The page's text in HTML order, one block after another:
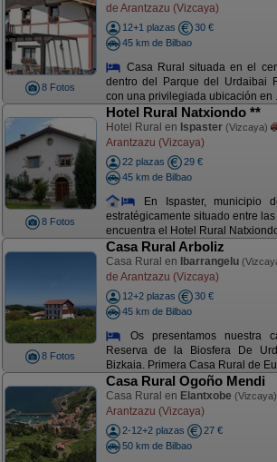
8 Fotos
de Arantzazu (Vizcaya)
12+1 plazas
30 €
45 km de Bilbao
Casa Rural situada en el
dentro del Parque del Urdaibai
con una privilegiada ubicación en
8 Fotos
Hotel Rural Natxiondo **
Hotel Rural en Ispaster (Vizcaya)
Arantzazu (Vizcaya)
22 plazas
29 €
45 km de Bilbao
En Ispaster, municipio
estratégicamente situado entre
encuentra el Hotel Rural
8 Fotos
Casa Rural Arboliz
Casa Rural en Ibarrangelu
de Arantzazu (Vizcaya)
12+2 plazas
30 €
45 km de Bilbao
Os presentamos nuestra
Reserva de la Biosfera De
Bizkaia. Primera Casa Rural de
Casa Rural Ogoño Mendi
Casa Rural en Elantxobe (Vizcaya)
Arantzazu (Vizcaya)
2-12+2 plazas
27 €
50 km de Bilbao